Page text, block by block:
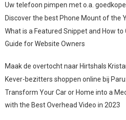
Uw telefoon pimpen met o.a.
Discover the best Phone Mount of the
What is a Featured Snippet and How to
Guide for Website Owners
Maak de overtocht naar Hirtshals
Kever-bezitters shoppen online bij
Transform Your Car or Home into a
with the Best Overhead Video in 2023